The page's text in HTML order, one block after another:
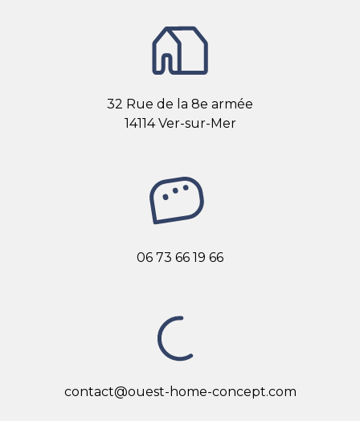
32 Rue de la 8e armée
14114 Ver-sur-Mer
06 73 66 19 66
contact@ouest-home-concept.com